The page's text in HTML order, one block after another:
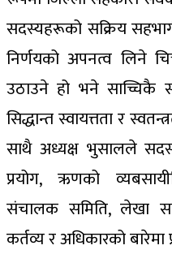
सदस्यहरूको सक्रिय
निर्णयको अपनत्व लिने
उठाउने हो भने साच्चिकै
सिद्धान्त स्वायत्तता र
साथै अध्यक्ष भुसालले
प्रयोग, ऋणको
संचालक समिति, लेखा
कर्तव्य र अधिकारको बारेमा